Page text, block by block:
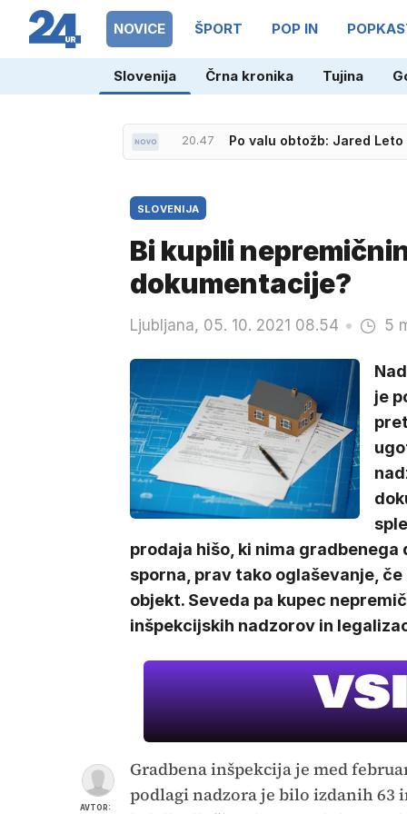
NOVICE ŠPORT POP IN
Slovenija Črna kronika Tujina
20.47 Po valu obtožb: Jared
SLOVENIJA
Bi kupili
dokumentacije?
Ljubljana, 05. 10. 2021 08.54 5
je
prodaja hišo, ki nima
sporna, prav tako oglaševanje,
objekt. Seveda pa kupec
inšpekcijskih nadzorov in
AVTOR:
Gradbena inšpekcija je med
podlagi nadzora je bilo izdanih